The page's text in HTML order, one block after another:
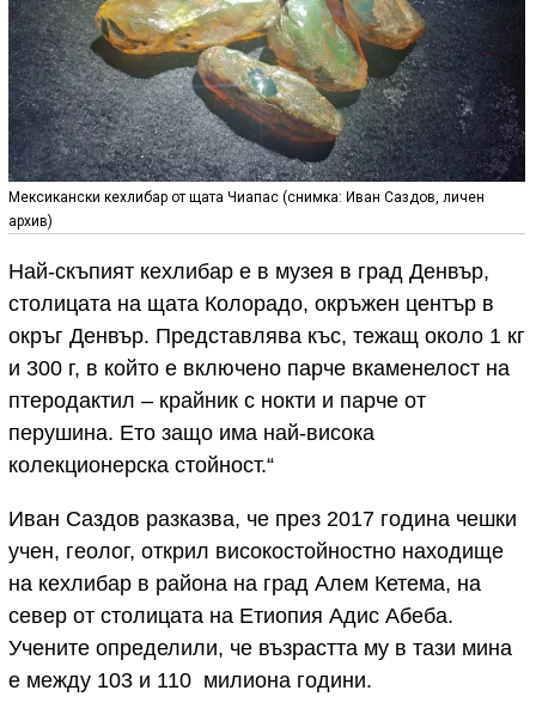
Мексикански кехлибар от щата Чиапас (снимка: Иван Саздов, личен
архив)
Най-скъпият кехлибар е в музея в град Денвър,
столицата на щата Колорадо, окръжен център в
окръг Денвър. Представлява къс, тежащ около 1 кг
и 300 г, в който е включено парче вкаменелост на
птеродактил – крайник с нокти и парче от
перушина. Ето защо има най-висока
колекционерска стойност.“
Иван Саздов разказва, че през 2017 година чешки
учен, геолог, открил високостойностно находище
на кехлибар в района на град Алем Кетема, на
север от столицата на Етиопия Адис Абеба.
Учените определили, че възрастта му в тази мина
е между 103 и 110 милиона години.